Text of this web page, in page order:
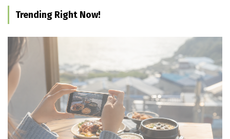
Trending Right Now!